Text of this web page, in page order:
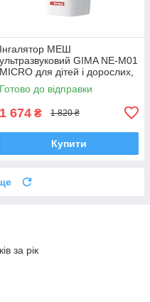
Інгалятор МЕШ
ультразвуковий GIMA NE-M01
MICRO для дітей і дорослих,
Італія
Готово до відправки
1 674 ₴ 1 820 ₴
Купити
за рік